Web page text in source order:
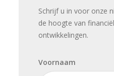
Schrijf u in voor onze
de hoogte van
ontwikkelingen.
Voornaam